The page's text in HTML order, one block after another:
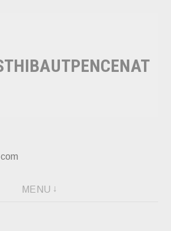
MENU